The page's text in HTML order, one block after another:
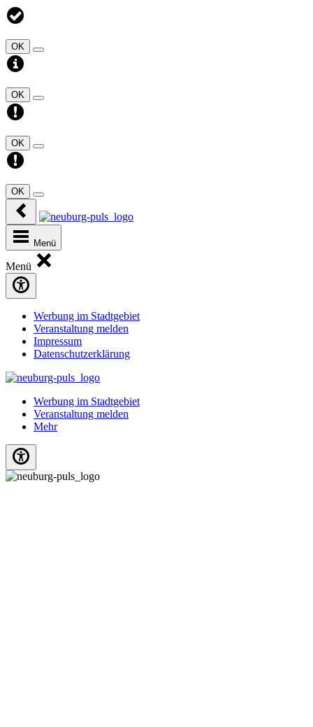
OK
OK
OK
OK
Menü
Menü
Werbung im Stadtgebiet
Veranstaltung melden
Impressum
Datenschutzerklärung
Werbung im Stadtgebiet
Veranstaltung melden
Mehr